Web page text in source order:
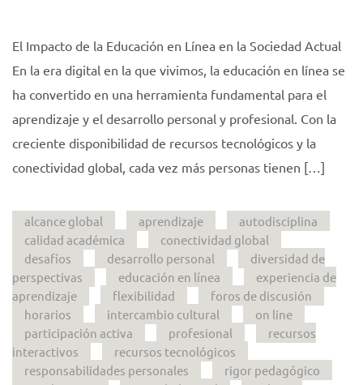
El Impacto de la Educación en Línea en la Sociedad Actual
En la era digital en la que vivimos, la educación en línea se
ha convertido en una herramienta fundamental para el
aprendizaje y el desarrollo personal y profesional. Con la
creciente disponibilidad de recursos tecnológicos y la
conectividad global, cada vez más personas tienen […]
alcance global aprendizaje
autodisciplina
calidad académica
conectividad global
desafíos
desarrollo personal
diversidad de
perspectivas
educación en línea
experiencia de
aprendizaje
flexibilidad
foros de discusión
horarios
intercambio cultural
on line
participación activa
profesional
recursos
interactivos
recursos tecnológicos
responsabilidades personales
rigor pedagógico